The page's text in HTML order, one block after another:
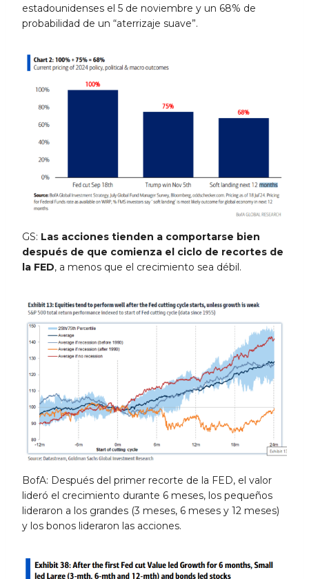
estadounidenses el 5 de noviembre y un 68% de
probabilidad de un “aterrizaje suave”.
GS: Las acciones tienden a comportarse bien
después de que comienza el ciclo de recortes de
la FED, a menos que el crecimiento sea débil.
BofA: Después del primer recorte de la FED, el valor
lideró el crecimiento durante 6 meses, los pequeños
lideraron a los grandes (3 meses, 6 meses y 12 meses)
y los bonos lideraron las acciones.